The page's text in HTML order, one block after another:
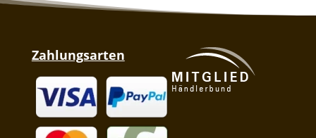
Zahlungsarten